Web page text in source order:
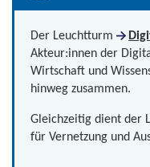
Der Leuchtturm
Akteur:innen der
Wirtschaft und
hinweg zusammen.
Gleichzeitig dient der
für Vernetzung und